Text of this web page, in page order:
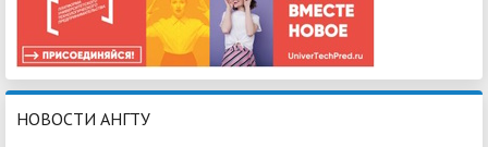
НОВОСТИ АНГТУ